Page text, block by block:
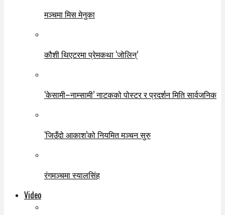
मञ्चमा मिस मेनुका
कौशी थिएटरमा प्रेमकथा ‘जोलिन्’
‘केसामी–नाम्सामी’ नाटकको पोस्टर र प्रदर्शन मिति सार्वजनिक
‘जिउँदो आकाश’को नियमित मञ्चन सुरु
रंगमञ्चमा स्यालसिंह
Video